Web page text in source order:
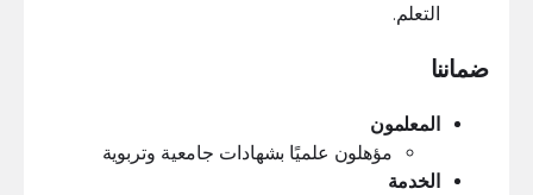
التعلم.
ضماننا
المعلمون
مؤهلون علميًا بشهادات جامعية وتربوية
الخدمة